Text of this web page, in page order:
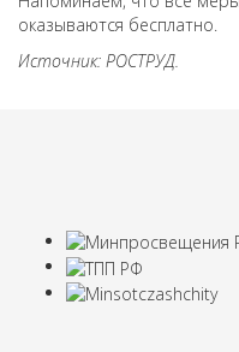
оказываются бесплатно.
Источник: РОСТРУД.